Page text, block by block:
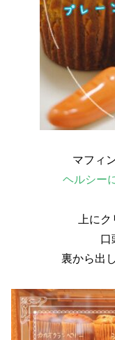
マフィ
ヘルシー
上に
口
裏から出